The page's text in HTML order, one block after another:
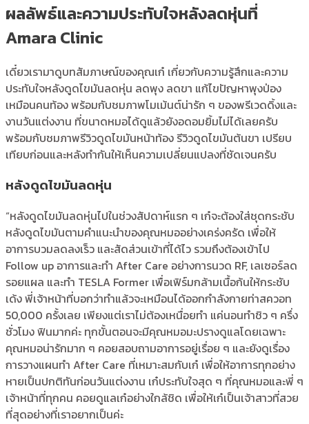
ผลลัพธ์และความประทับใจหลังลดหุ่นที่
Amara Clinic
เดี๋ยวเรามาดูบทสัมภาษณ์ของคุณเก๋ เกี่ยวกับความรู้สึกและความ
ประทับใจหลังดูดไขมันลดหุ่น ลดพุง ลดขา แก้ไขปัญหาพุงป่อง
เหมือนคนท้อง พร้อมกับชมภาพโมเม้นต์น่ารัก ๆ ของพรีเวดดิ้งและ
งานวันแต่งงาน ที่ขนาดหมอได้ดูแล้วยังอดอมยิ้มไม่ได้เลยครับ
พร้อมกับชมภาพรีวิวดูดไขมันหน้าท้อง รีวิวดูดไขมันต้นขา เปรียบ
เทียบก่อนและหลังทำกันให้เห็นความเปลี่ยนแปลงที่ชัดเจนครับ
หลังดูดไขมันลดหุ่น
“หลังดูดไขมันลดหุ่นไปในช่วงสัปดาห์แรก ๆ เก๋จะต้องใส่ชุดกระชับ
หลังดูดไขมันตามคำแนะนำของคุณหมออย่างเคร่งครัด เพื่อให้
อาการบวมลดลงเร็ว และสัดส่วนเข้าที่ได้ไว รวมถึงต้องเข้าไป
Follow up อาการและทำ After Care อย่างการนวด RF, เลเซอร์ลด
รอยแผล และทำ TESLA Former เพื่อเฟิร์มกล้ามเนื้อก้นให้กระชับ
เด้ง พี่เจ้าหน้าที่บอกว่าทำแล้วจะเหมือนได้ออกกำลังกายท่าสควอท
50,000 ครั้งเลย เพียงแต่เราไม่ต้องเหนื่อยทำ แค่นอนทำชิว ๆ ครึ่ง
ชั่วโมง ฟินมากค่ะ ทุกขั้นตอนจะมีคุณหมอมะปรางดูแลโดยเฉพาะ
คุณหมอน่ารักมาก ๆ คอยสอบถามอาการอยู่เรื่อย ๆ และยังดูเรื่อง
การวางแผนทำ After Care ที่เหมาะสมกับเก๋ เพื่อให้อาการทุกอย่าง
หายเป็นปกติทันก่อนวันแต่งงาน เก๋ประทับใจสุด ๆ ที่คุณหมอและพี่ ๆ
เจ้าหน้าที่ทุกคน คอยดูแลเก๋อย่างใกล้ชิด เพื่อให้เก๋เป็นเจ้าสาวที่สวย
ที่สุดอย่างที่เราอยากเป็นค่ะ